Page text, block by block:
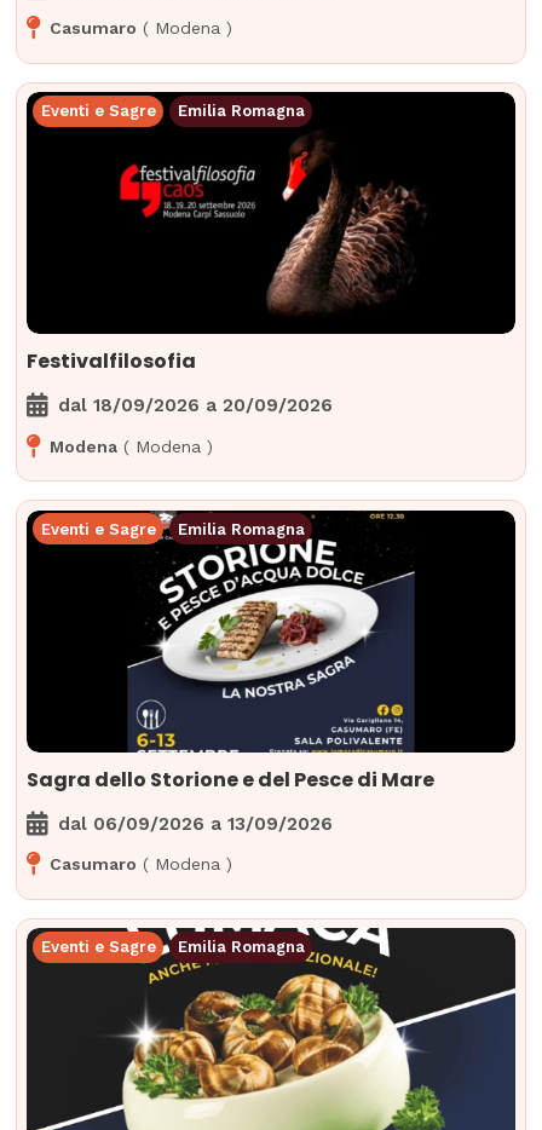
Casumaro ( Modena )
Eventi e Sagre Emilia Romagna
Festivalfilosofia
dal18/09/2026 a 20/09/2026
Modena ( Modena )
Eventi e Sagre Emilia Romagna
Sagra dello Storione e del Pesce di Mare
dal 06/09/2026 a 13/09/2026
Casumaro ( Modena )
Eventi e Sagre Emilia Romagna